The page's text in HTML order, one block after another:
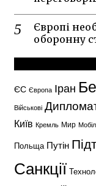
Європі
оборонну
ЄС Європа Іран
Військові
Київ Кремль Мир
Польща Путін
Санкції